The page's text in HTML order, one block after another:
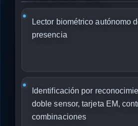
Lector biométrico autónomo
presencia
Identificación por
doble sensor, tarjeta EM,
combinaciones